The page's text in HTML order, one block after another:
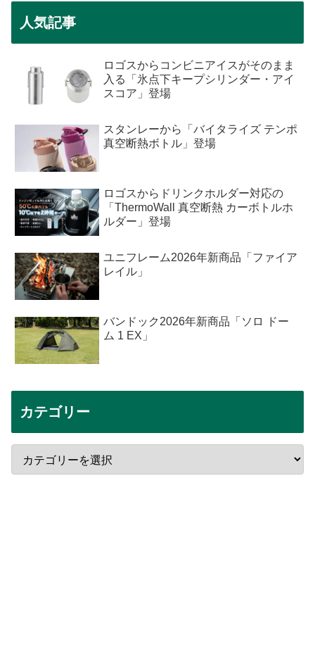
人気記事
ロゴスからコンビニアイスがそのまま
入る「氷点下キープシリンダー・アイ
スコア」登場
スタンレーから「バイタライズ テンポ
真空断熱ボトル」登場
ロゴスからドリンクホルダー対応の
「ThermoWall 真空断熱 カーボトルホ
ルダー」登場
ユニフレーム2026年新商品「ファイア
レイル」
バンドック2026年新商品「ソロ ドー
ム 1 EX」
カテゴリー